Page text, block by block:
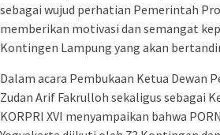
sebagai wujud perhatian Pemerintah
memberikan motivasi dan semangat
Kontingen Lampung yang akan
Dalam acara Pembukaan Ketua Dewan
Zudan Arif Fakrulloh sekaligus sebagai
KORPRI XVI menyampaikan bahwa